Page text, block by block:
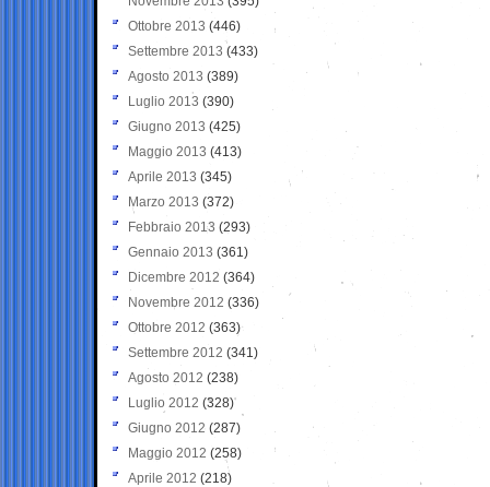
Ottobre 2013 (446)
Settembre 2013 (433)
Agosto 2013 (389)
Luglio 2013 (390)
Giugno 2013 (425)
Maggio 2013 (413)
Aprile 2013 (345)
Marzo 2013 (372)
Febbraio 2013 (293)
Gennaio 2013 (361)
Dicembre 2012 (364)
Novembre 2012 (336)
Ottobre 2012 (363)
Settembre 2012 (341)
Agosto 2012 (238)
Luglio 2012 (328)
Giugno 2012 (287)
Maggio 2012 (258)
Aprile 2012 (218)